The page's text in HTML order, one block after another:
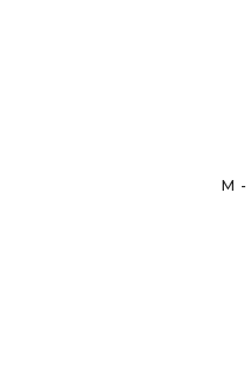
M -